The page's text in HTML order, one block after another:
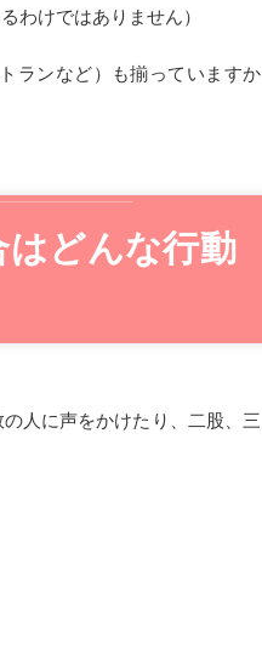
わけではありません）
ランなど）も揃っていますか
どんな行動
人に声をかけたり、二股、三